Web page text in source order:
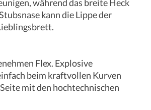
während das breite Heck
kann die Lippe der
Flex. Explosive
beim kraftvollen Kurven
mit den hochtechnischen